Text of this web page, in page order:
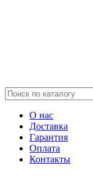
О нас
Доставка
Гарантия
Оплата
Контакты